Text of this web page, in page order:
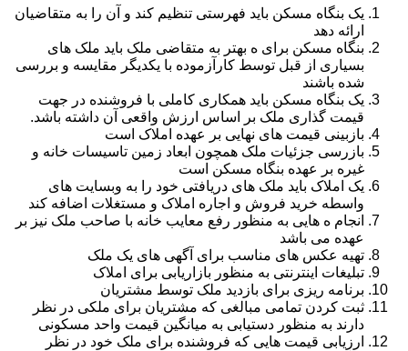
یک بنگاه مسکن باید فهرستی تنظیم کند و آن را به متقاضیان
ارائه دهد
بنگاه مسکن برای ه بهتر به متقاضی ملک باید ملک های
بسیاری از قبل توسط کارآزموده با یکدیگر مقایسه و بررسی
شده باشند
یک بنگاه مسکن باید همکاری کاملی با فروشنده در جهت
قیمت گذاری ملک بر اساس ارزش واقعی آن داشته باشد.
بازبینی قیمت های نهایی بر عهده املاک است
بازرسی جزئیات ملک همچون ابعاد زمین تاسیسات خانه و
غیره بر عهده بنگاه مسکن است
یک املاک باید ملک های دریافتی خود را به وبسایت های
واسطه خرید فروش و اجاره املاک و مستغلات اضافه کند
انجام ه هایی به منظور رفع معایب خانه با صاحب ملک نیز بر
عهده می باشد
تهیه عکس های مناسب برای آگهی های یک ملک
تبلیغات اینترنتی به منظور بازاریابی برای املاک
برنامه ریزی برای بازدید ملک توسط مشتریان
ثبت کردن تمامی مبالغی که مشتریان برای ملکی در نظر
دارند به منظور دستیابی به میانگین قیمت واحد مسکونی
ارزیابی قیمت هایی که فروشنده برای ملک خود در نظر